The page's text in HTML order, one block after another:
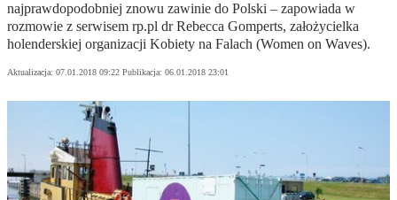
najprawdopodobniej znowu zawinie do Polski – zapowiada w
rozmowie z serwisem rp.pl dr Rebecca Gomperts, założycielka
holenderskiej organizacji Kobiety na Falach (Women on Waves).
Aktualizacja: 07.01.2018 09:22 Publikacja: 06.01.2018 23:01